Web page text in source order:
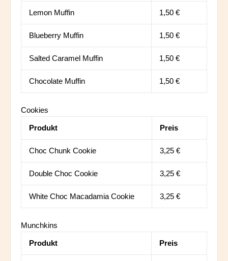
Lemon Muffin 1,50 €
Blueberry Muffin 1,50 €
Salted Caramel Muffin 1,50 €
Chocolate Muffin 1,50 €
Cookies
Produkt Preis
Choc Chunk Cookie 3,25 €
Double Choc Cookie 3,25 €
White Choc Macadamia Cookie 3,25 €
Munchkins
Produkt Preis